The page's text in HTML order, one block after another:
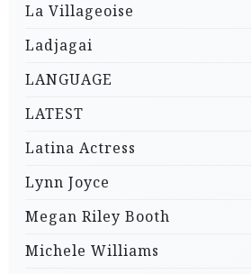
La Villageoise
Ladjagai
LANGUAGE
LATEST
Latina Actress
Lynn Joyce
Megan Riley Booth
Michele Williams